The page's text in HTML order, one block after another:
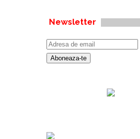
Newsletter